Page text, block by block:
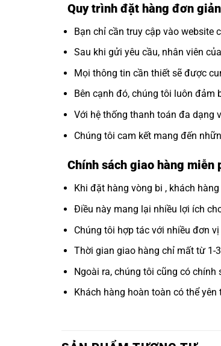
Quy trình đặt hàng đơn
Bạn chỉ cần truy cập vào website
Sau khi gửi yêu cầu, nhân viên
Mọi thông tin cần thiết sẽ được
Bên cạnh đó, chúng tôi luôn
Với hệ thống thanh toán đa dạng
Chúng tôi cam kết mang đến
Chính sách giao hàng
Khi đặt hàng vòng bi , khách
Điều này mang lại nhiều lợi ích
Chúng tôi hợp tác với nhiều đơn
Thời gian giao hàng chỉ mất từ 1-
Ngoài ra, chúng tôi cũng có
Khách hàng hoàn toàn có thể